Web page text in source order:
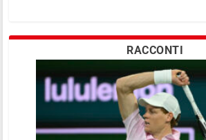
RACCONTI